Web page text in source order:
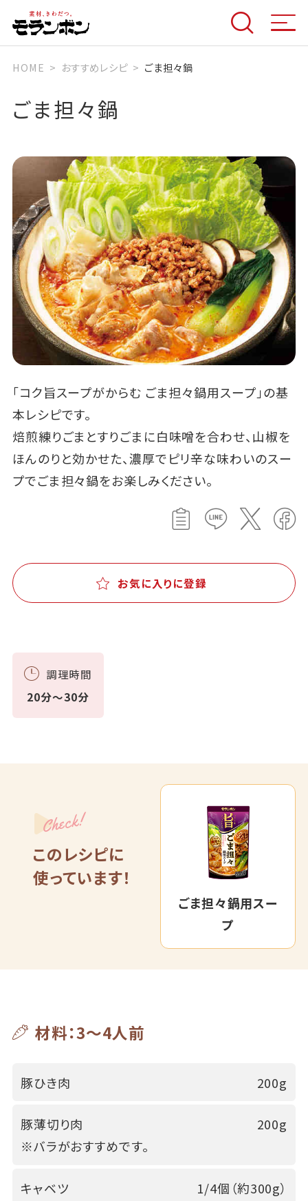
HOME おすすめレシピ ごま担々鍋
ごま担々鍋
「コク旨スープがからむ ごま担々鍋用スープ」の基
本レシピです。
焙煎練りごまとすりごまに白味噌を合わせ、山椒を
ほんのりと効かせた、濃厚でピリ辛な味わいのスー
プでごま担々鍋をお楽しみください。
お気に入りに登録
調理時間
20分～30分
Check!
このレシピに
使っています！
ごま担々鍋用スー
プ
材料：3～4人前
豚ひき肉 200g
豚薄切り肉
※バラがおすすめです。
200g
キャベツ 1/4個（約300g）